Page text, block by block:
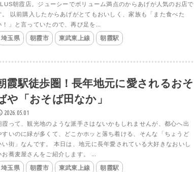
朝霞店。ジューシーでボリューム満点のからあげが人気のお店で
。 以前購入したからあげがとてもおいしく、家族も「また食べた
！」と言っていたので、再び足を...
埼玉県 朝霞市 東武東上線 朝霞駅
霞駅徒歩圏！長年地元に愛されるおそ
や「おそば田なか」
2026.05.01
霞って、観光地のような派手さはないかもしれませんが、都心へ出
すいのに緑が多くて、どこかホッと落ち着ける、そんな「ちょうど
い街」なんです。 本日は、地元に長年愛されている大好きなおいし
お蕎麦屋さんをご紹介します。 ...
埼玉県 朝霞市 東武東上線 朝霞駅